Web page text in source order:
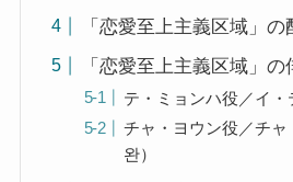
「恋愛至上主義区域」の
「恋愛至上主義区域」の
テ・ミョンハ役／イ・
チャ・ヨウン役／チャ
완）